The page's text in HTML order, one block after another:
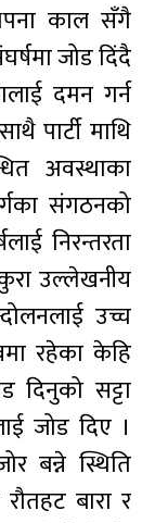
काल सँगै
जोड दिंदै
दमन गर्न
पार्टी माथि
अवस्थाका
संगठनको
निरन्तरता
उल्लेखनीय
उच्च
रहेका केहि
दिनुको सट्टा
जोड दिए ।
बन्ने स्थिति
बारा र